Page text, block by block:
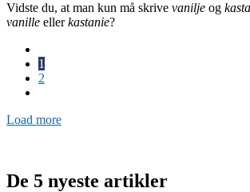
Vidste du, at man kun må skrive vanilje og
vanille ellerkastanie?
1
2
Load more
De 5 nyeste artikler